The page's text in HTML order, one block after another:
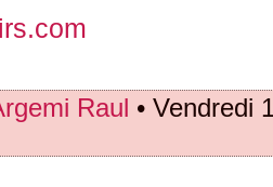
Raul • Vendredi